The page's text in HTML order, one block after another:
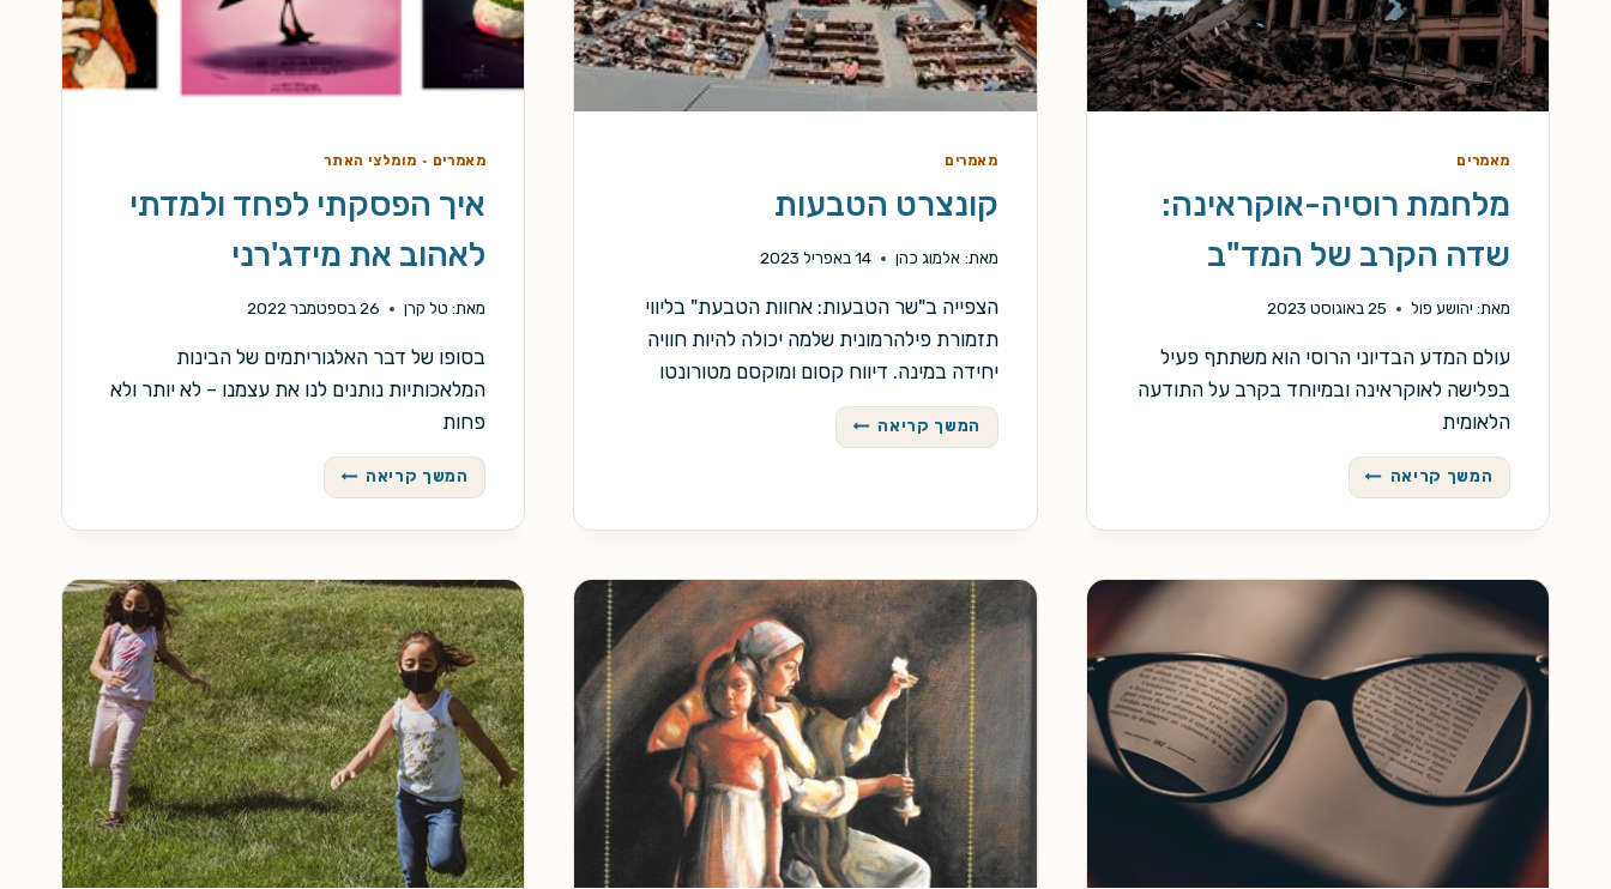
מאמרים
מלחמת רוסיה-אוקראינה:
שדה הקרב של המד"ב
מאת: יהושע פול 25 באוגוסט 2023
עולם המדע הבדיוני הרוסי הוא משתתף פעיל
בפלישה לאוקראינה ובמיוחד בקרב על התודעה
הלאומית
המשך קריאה מלחמת
רוסיה-אוקראינה:
המד"ב
מאמרים
קונצרט הטבעות
מאת: אלמוג כהן 14 באפריל 2023
הצפייה ב"שר הטבעות: אחוות הטבעת" בליווי
תזמורת פילהרמונית שלמה יכולה להיות חוויה
יחידה במינה. דיווח קסום ומוקסם מטורונטו
המשך קריאהקונצרט
הטבעות
מאמרים · מומלצי האתר
איך הפסקתי לפחד ולמדתי
לאהוב את מידג'רני
מאת: טל קרן 26 בספטמבר 2022
בסופו של דבר האלגוריתמים של הבינות
המלאכותיות נותנים לנו את עצמנו – לא יותר ולא
פחות
המשך קריאה איך
הפסקתי
את
מידג'רני